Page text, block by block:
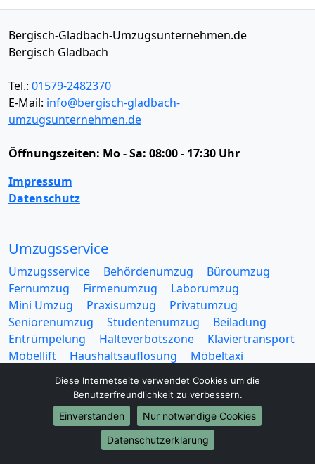
Bergisch-Gladbach-Umzugsunternehmen.de
Bergisch Gladbach
Tel.: 01579-2482370
E-Mail: info@bergisch-gladbach-
umzugsunternehmen.de
Öffnungszeiten: Mo - Sa: 08:00 - 17:30 Uhr
Impressum
Datenschutz
Umzugsservice
Umzugsservice Behördenumzug
Büroumzug
Fernumzug
Firmenumzug
Laborumzug
Mini Umzug
Praxisumzug
Privatumzug
Seniorenumzug
Studentenumzug
Beiladung
Entrümpelung
Halteverbotszone
Klaviertransport
Möbellift
Haushaltsauflösung
Möbeltaxi
Diese Internetseite verwendet Cookies um die
Benutzerfreundlichkeit zu verbessern.
Einverstanden
Nur notwendige Cookies
Datenschutzerklärung